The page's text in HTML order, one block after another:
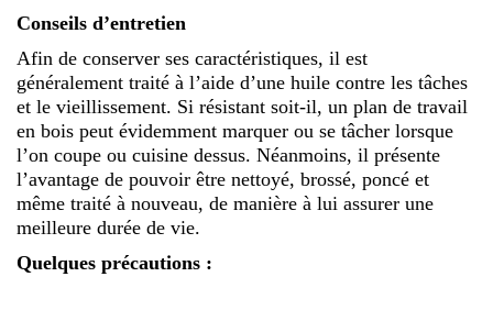
Conseils d’entretien
Afin de conserver ses caractéristiques, il est
généralement traité à l’aide d’une huile contre les tâches
et le vieillissement. Si résistant soit-il, un plan de travail
en bois peut évidemment marquer ou se tâcher lorsque
l’on coupe ou cuisine dessus. Néanmoins, il présente
l’avantage de pouvoir être nettoyé, brossé, poncé et
même traité à nouveau, de manière à lui assurer une
meilleure durée de vie.
Quelques précautions :